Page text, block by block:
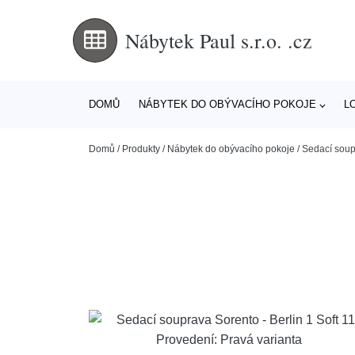
Nábytek Paul s.r.o. .cz
DOMŮ NÁBYTEK DO OBÝVACÍHO POKOJE
Domů / Produkty / Nábytek do obývacího pokoje /Sedací